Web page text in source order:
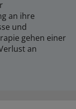
an ihre
und
gehen einer
an